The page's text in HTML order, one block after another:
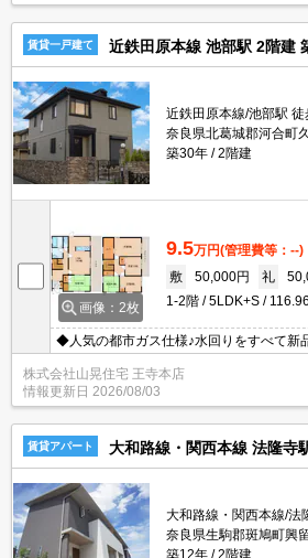
賃貸一戸建て 近鉄田原本線 池部駅 2階建
近鉄田原本線/池部駅
奈良県北葛城郡河合町
築30年
2階建
画像：2枚
9.5万円(管理費等：--)
敷
50,000円 礼
1-2階
5LDK+S
◆人気の都市ガス仕様♪水回りをすべて新
株式会社山晃住宅 王寺本店
情報更新日 2026/08/03
賃貸アパート 大和路線・関西本線 法隆寺
大和路線・関西本線/法
奈良県生駒郡斑鳩町興
築12年
2階建